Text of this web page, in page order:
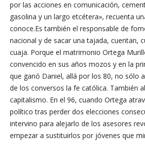
por las acciones en comunicación,
gasolina y un largo etcétera», recuenta
conoce.Es también el responsable de
nacional y de sacar una tajada, cuentan,
cuaja. Porque el matrimonio Ortega
convencido en sus años mozos y en la
que ganó Daniel, allá por los 80, no sólo
de los conversos la fe católica. También
capitalismo. En el 96, cuando Ortega
político tras perder dos elecciones
intervino para alejarlo de los asesores
empezar a sustituirlos por jóvenes que